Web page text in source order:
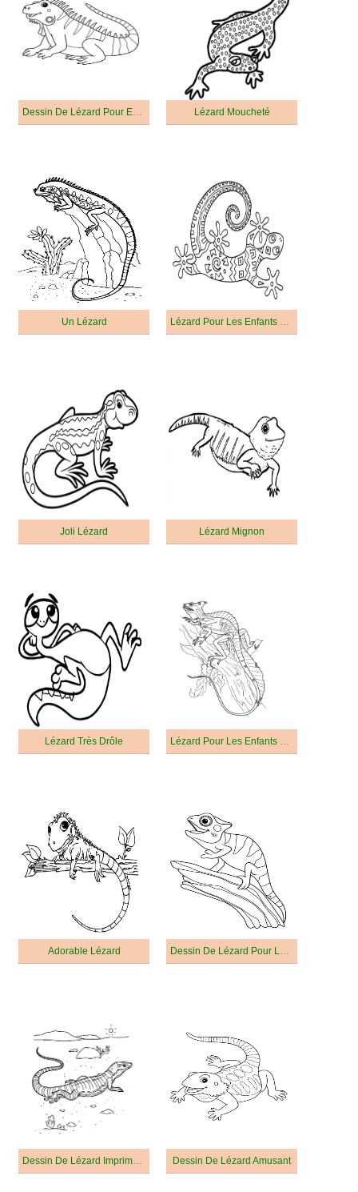
Dessin De Lézard Pour Enfant Lézard Moucheté
Un Lézard Lézard Pour Les Enfants De 2 An
Joli Lézard Lézard Mignon
Lézard Très Drôle Lézard Pour Les Enfants De 3 An
Adorable Lézard Dessin De Lézard Pour Les Enfants
Dessin De Lézard Imprimable Dessin De Lézard Amusant